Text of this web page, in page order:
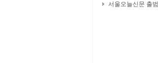
서울오늘신문 출범